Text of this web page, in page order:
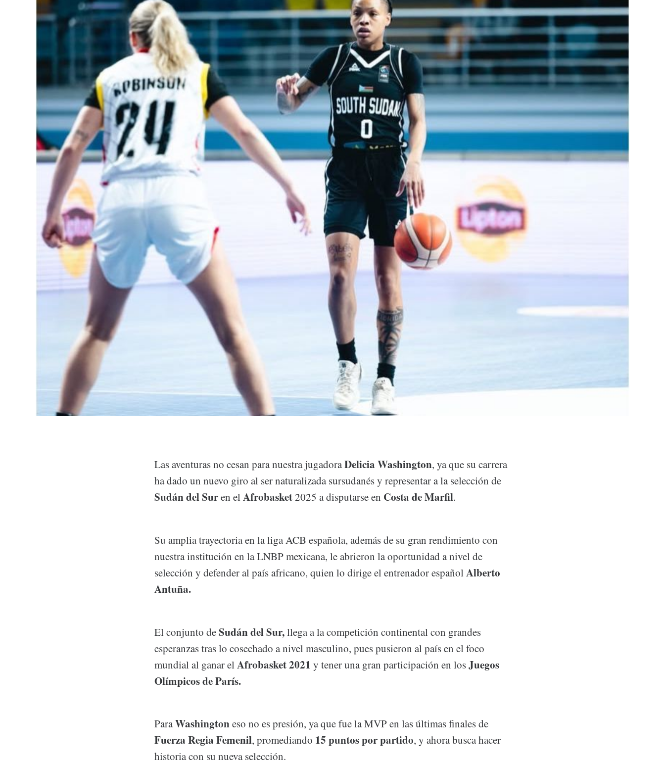
Las aventuras no cesan para nuestra jugadoraDelicia Washington, ya que su carrera
ha dado un nuevo giro al ser naturalizada sursudanés y representar a la selección de
Sudán del Suren elAfrobasket2025 a disputarse en Costa de Marfil.
Su amplia trayectoria en la liga ACB española, además de su gran rendimiento con
nuestra institución en la LNBP mexicana, le abrieron la oportunidad a nivel de
selección y defender al país africano, quien lo dirige el entrenador españolAlberto
Antuña.
El conjunto deSudán del Sur,llega a la competición continental con grandes
esperanzas tras lo cosechado a nivel masculino, pues pusieron al país en el foco
mundial al ganar el Afrobasket2021 y tener una gran participación en losJuegos
Olímpicos de París.
ParaWashingtoneso no es presión, ya que fue la MVP en las últimas finales de
Fuerza Regia Femenil, promediando 15 puntos por partido, y ahora busca hacer
historia con su nueva selección.